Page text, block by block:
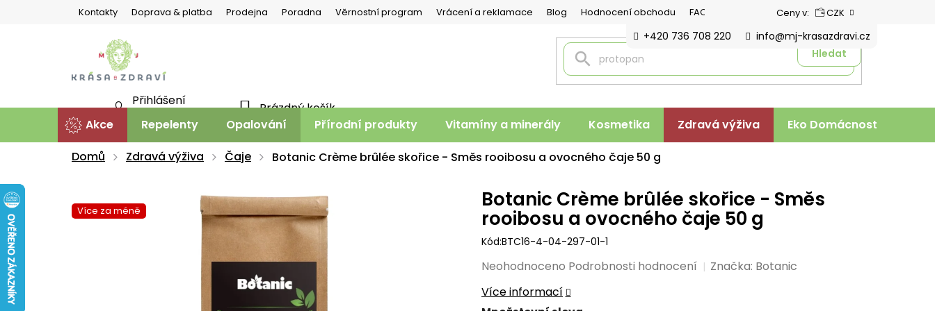
Kontakty Doprava & platba Prodejna Poradna Věrnostní program Vrácení a reklamace Blog Hodnocení obchodu FAQ Ceny v: CZK
Hledat
+420 736 708 220 info@mj-krasazdravi.cz
KOŠÍK
Prázdný košík
Přihlášení
Akce Repelenty Opalování Přírodní produkty Vitamíny a minerály Kosmetika Zdravá výživa Eko Domácnost
Domů
Zdravá výživa Čaje Botanic Crème brûlée skořice - Směs rooibosu a ovocného čaje 50 g
Více za méně
Více informací
Botanic Crème brûlée skořice - Směs
rooibosu a ovocného čaje 50 g
Kód:BTC16-4-04-297-01-1
Průměrné
produktu
Neohodnoceno Podrobnosti hodnocení Značka: Botanic